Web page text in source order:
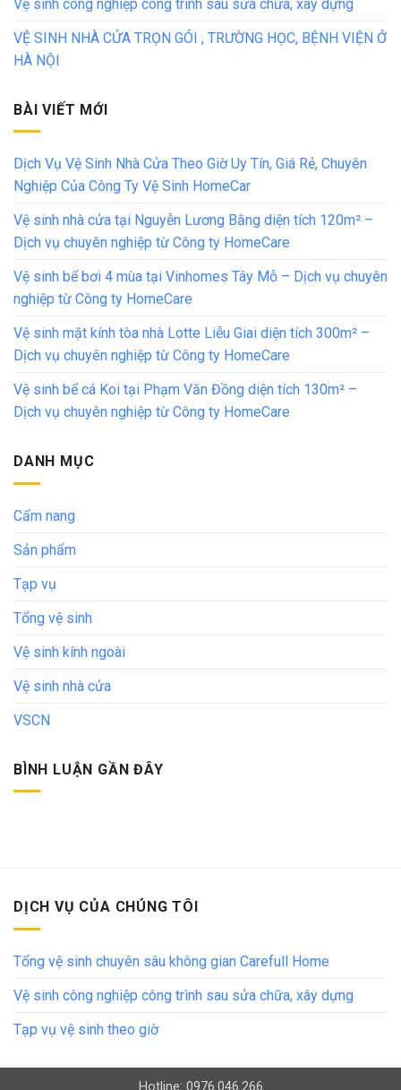
Vệ sinh công nghiệp công trình sau sửa chữa, xây dựng
VỆ SINH NHÀ CỬA TRỌN GÓI , TRƯỜNG HỌC, BỆNH VIỆN Ở
HÀ NỘI
BÀI VIẾT MỚI
Dịch Vụ Vệ Sinh Nhà Cửa Theo Giờ Uy Tín, Giá Rẻ, Chuyên
Nghiệp Của Công Ty Vệ Sinh HomeCar
Vệ sinh nhà cửa tại Nguyễn Lương Bằng diện tích 120m² –
Dịch vụ chuyên nghiệp từ Công ty HomeCare
Vệ sinh bể bơi 4 mùa tại Vinhomes Tây Mỗ – Dịch vụ chuyên
nghiệp từ Công ty HomeCare
Vệ sinh mặt kính tòa nhà Lotte Liễu Giai diện tích 300m² –
Dịch vụ chuyên nghiệp từ Công ty HomeCare
Vệ sinh bể cá Koi tại Phạm Văn Đồng diện tích 130m² –
Dịch vụ chuyên nghiệp từ Công ty HomeCare
DANH MỤC
Cẩm nang
Sản phẩm
Tạp vụ
Tổng vệ sinh
Vệ sinh kính ngoài
Vệ sinh nhà cửa
VSCN
BÌNH LUẬN GẦN ĐÂY
DỊCH VỤ CỦA CHÚNG TÔI
Tổng vệ sinh chuyên sâu không gian Carefull Home
Vệ sinh công nghiệp công trình sau sửa chữa, xây dựng
Tạp vụ vệ sinh theo giờ
Hotline: 0976.046.266